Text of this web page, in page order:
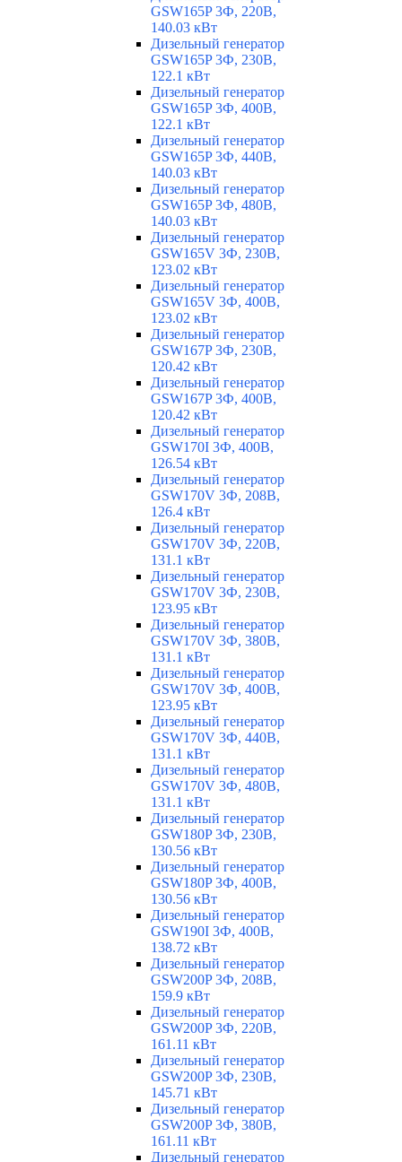
GSW165P 3Ф, 220В,
140.03 кВт
Дизельный генератор
GSW165P 3Ф, 230В,
122.1 кВт
Дизельный генератор
GSW165P 3Ф, 400В,
122.1 кВт
Дизельный генератор
GSW165P 3Ф, 440В,
140.03 кВт
Дизельный генератор
GSW165P 3Ф, 480В,
140.03 кВт
Дизельный генератор
GSW165V 3Ф, 230В,
123.02 кВт
Дизельный генератор
GSW165V 3Ф, 400В,
123.02 кВт
Дизельный генератор
GSW167P 3Ф, 230В,
120.42 кВт
Дизельный генератор
GSW167P 3Ф, 400В,
120.42 кВт
Дизельный генератор
GSW170I 3Ф, 400В,
126.54 кВт
Дизельный генератор
GSW170V 3Ф, 208В,
126.4 кВт
Дизельный генератор
GSW170V 3Ф, 220В,
131.1 кВт
Дизельный генератор
GSW170V 3Ф, 230В,
123.95 кВт
Дизельный генератор
GSW170V 3Ф, 380В,
131.1 кВт
Дизельный генератор
GSW170V 3Ф, 400В,
123.95 кВт
Дизельный генератор
GSW170V 3Ф, 440В,
131.1 кВт
Дизельный генератор
GSW170V 3Ф, 480В,
131.1 кВт
Дизельный генератор
GSW180P 3Ф, 230В,
130.56 кВт
Дизельный генератор
GSW180P 3Ф, 400В,
130.56 кВт
Дизельный генератор
GSW190I 3Ф, 400В,
138.72 кВт
Дизельный генератор
GSW200P 3Ф, 208В,
159.9 кВт
Дизельный генератор
GSW200P 3Ф, 220В,
161.11 кВт
Дизельный генератор
GSW200P 3Ф, 230В,
145.71 кВт
Дизельный генератор
GSW200P 3Ф, 380В,
161.11 кВт
Дизельный генератор